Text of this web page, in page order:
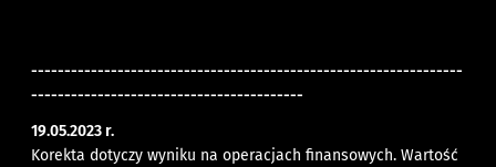
-----------------------------------------------------------------
-----------------------------------------
19.05.2023 r.
Korekta dotyczy wyniku na operacjach finansowych. Wartość